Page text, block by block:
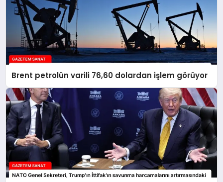
Brent petrolün varili 76,60 dolardan işlem görüyor